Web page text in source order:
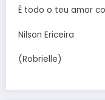
É todo o teu amor
Nilson Ericeira
(Robrielle)